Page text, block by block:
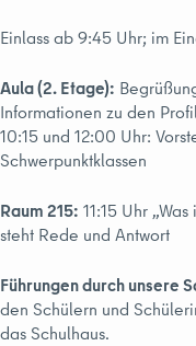
Einlass ab 9:45 Uhr; im
Aula (2. Etage):
Informationen zu den
10:15 und 12:00 Uhr:
Schwerpunktklassen
Raum 215: 11:15 Uhr
steht Rede und Antwort
Führungen durch unsere
den Schülern und
das Schulhaus.